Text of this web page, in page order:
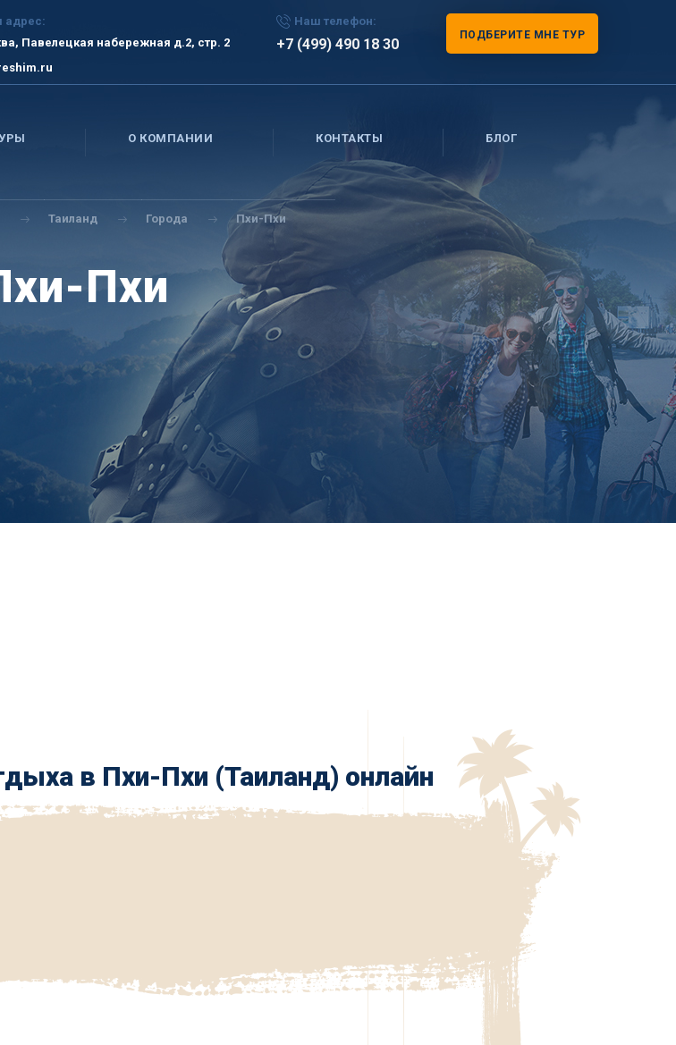
адрес:
Павелецкая набережная д.2, стр. 2
Наш телефон:
+7 (499) 490 18 30
ПОДБЕРИТЕ МНЕ ТУР
О КОМПАНИИ КОНТАКТЫ БЛОГ
Таиланд Города Пхи-Пхи
Пхи
в Пхи-Пхи (Таиланд) онлайн